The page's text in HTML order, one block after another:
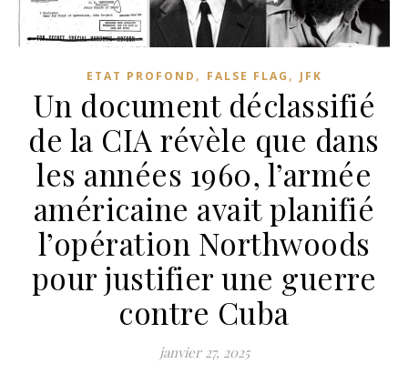
ETAT PROFOND , FALSE FLAG , JFK
Un document déclassifié
de la CIA révèle que dans
les années 1960, l’armée
américaine avait planifié
l’opération Northwoods
pour justifier une guerre
contre Cuba
janvier 27, 2025